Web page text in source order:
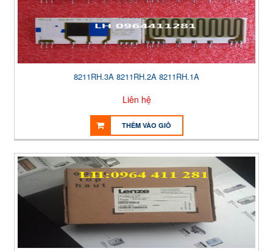
8211RH.3A 8211RH.2A 8211RH.1A
Liên hệ
THÊM VÀO GIỎ